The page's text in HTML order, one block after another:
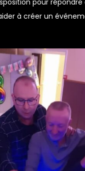
à créer un